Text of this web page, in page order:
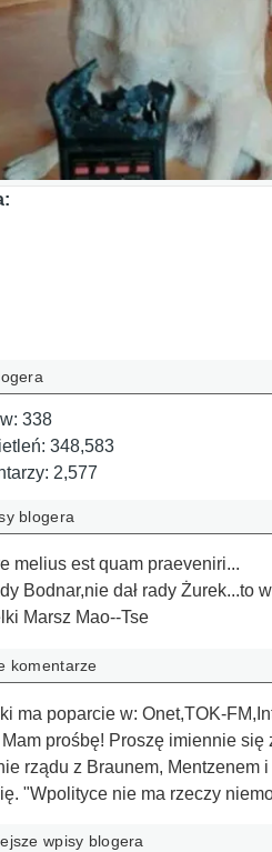
338
348,583
2,577
blogera
melius est quam praeveniri...
Bodnar,nie dał rady Żurek...to
Marsz Mao--Tse
komentarze
ma poparcie w: Onet,TOK-
prośbę! Proszę imiennie się
rządu z Braunem, Mentzenem
"Wpolityce nie ma rzeczy
wpisy blogera